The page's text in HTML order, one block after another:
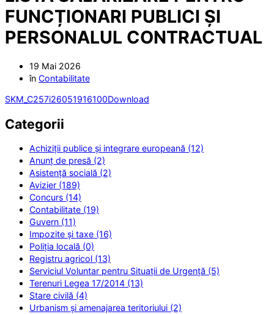
FUNCȚIONARI PUBLICI ȘI
PERSONALUL CONTRACTUAL
19 Mai 2026
în Contabilitate
SKM_C257i26051916100Download
Categorii
Achiziții publice și integrare europeană (12)
Anunț de presă (2)
Asistență socială (2)
Avizier (189)
Concurs (14)
Contabilitate (19)
Guvern (11)
Impozite și taxe (16)
Poliția locală (0)
Registru agricol (13)
Serviciul Voluntar pentru Situații de Urgență (5)
Terenuri Legea 17/2014 (13)
Stare civilă (4)
Urbanism și amenajarea teritoriului (2)